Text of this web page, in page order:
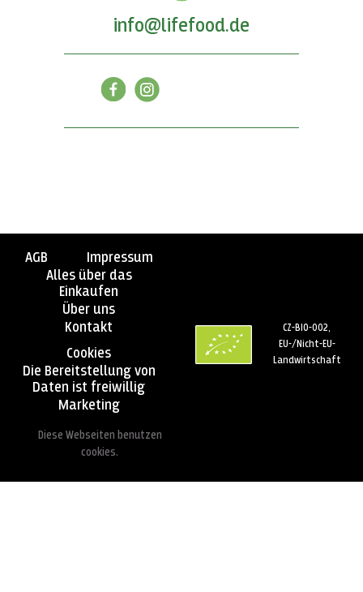
info@lifefood.de
AGB
Impressum
Alles über das
Einkaufen
Über uns
Kontakt
Cookies
Die Bereitstellung von
Daten ist freiwillig
Marketing
Diese Webseiten benutzen
cookies.
CZ-BIO-002,
EU-/Nicht-EU-
Landwirtschaft